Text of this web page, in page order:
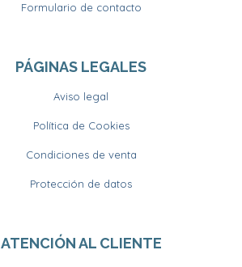
Formulario de contacto
PÁGINAS LEGALES
Aviso legal
Política de Cookies
Condiciones de venta
Protección de datos
ATENCIÓN AL CLIENTE